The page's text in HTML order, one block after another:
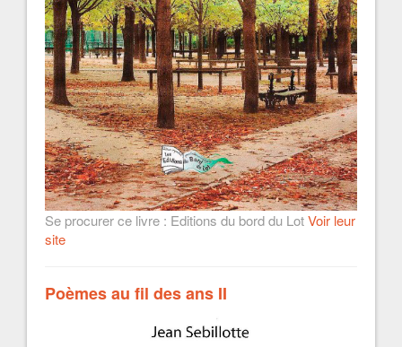
Se procurer ce livre : Editions du bord du LotVoir leur
site
Poèmes au fil des ans II